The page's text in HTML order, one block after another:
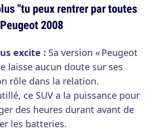
"tu peux rentrer par toutes
2008
excite : Sa version « Peugeot
laisse aucun doute sur ses
rôle dans la relation.
ce SUV a la puissance pour
des heures durant avant de
les batteries.